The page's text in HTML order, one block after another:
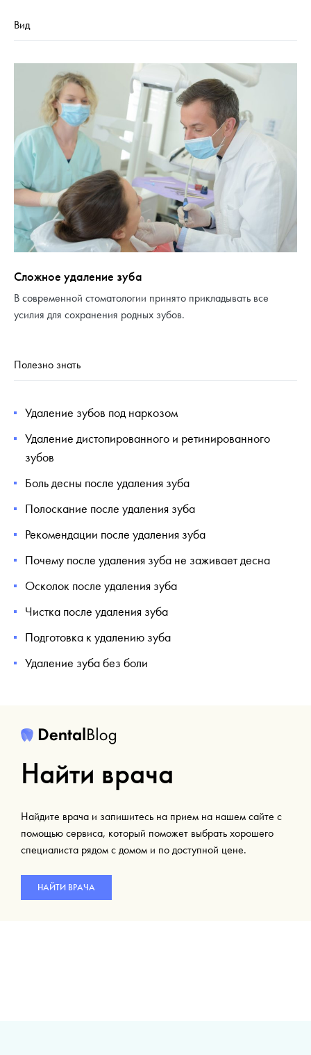
Вид
Сложное удаление зуба
В современной стоматологии принято прикладывать все
усилия для сохранения родных зубов.
Полезно знать
Удаление зубов под наркозом
Удаление дистопированного и ретинированного
зубов
Боль десны после удаления зуба
Полоскание после удаления зуба
Рекомендации после удаления зуба
Почему после удаления зуба не заживает десна
Осколок после удаления зуба
Чистка после удаления зуба
Подготовка к удалению зуба
Удаление зуба без боли
Найти врача
Найдите врача и запишитесь на прием на нашем сайте с
помощью сервиса, который поможет выбрать хорошего
специалиста рядом с домом и по доступной цене.
НАЙТИ ВРАЧА